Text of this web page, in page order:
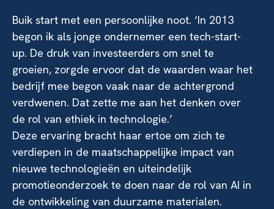
Buik start met een persoonlijke noot. ‘In 2013
begon ik als jonge ondernemer een tech-start-
up. De druk van investeerders om snel te
groeien, zorgde ervoor dat de waarden waar het
bedrijf mee begon vaak naar de achtergrond
verdwenen. Dat zette me aan het denken over
de rol van ethiek in technologie.’
Deze ervaring bracht haar ertoe om zich te
verdiepen in de maatschappelijke impact van
nieuwe technologieën en uiteindelijk
promotieonderzoek te doen naar de rol van AI in
de ontwikkeling van duurzame materialen.